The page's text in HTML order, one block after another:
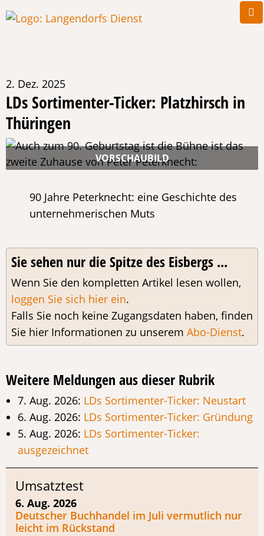
2. Dez. 2025
LDs Sortimenter-Ticker: Platzhirsch in
Thüringen
90 Jahre Peterknecht: eine Geschichte des
unternehmerischen Muts
Sie sehen nur die Spitze des Eisbergs ...
Wenn Sie den kompletten Artikel lesen wollen,
loggen Sie sich hier ein.
Falls Sie noch keine Zugangsdaten haben, finden
Sie hier Informationen zu unserem Abo-Dienst.
Weitere Meldungen aus dieser Rubrik
7. Aug. 2026: LDs Sortimenter-Ticker: Neustart
6. Aug. 2026: LDs Sortimenter-Ticker: Gründung
5. Aug. 2026: LDs Sortimenter-Ticker:
ausgezeichnet
Umsatztest
6. Aug. 2026
Deutscher Buchhandel im Juli vermutlich nur
leicht im Rückstand